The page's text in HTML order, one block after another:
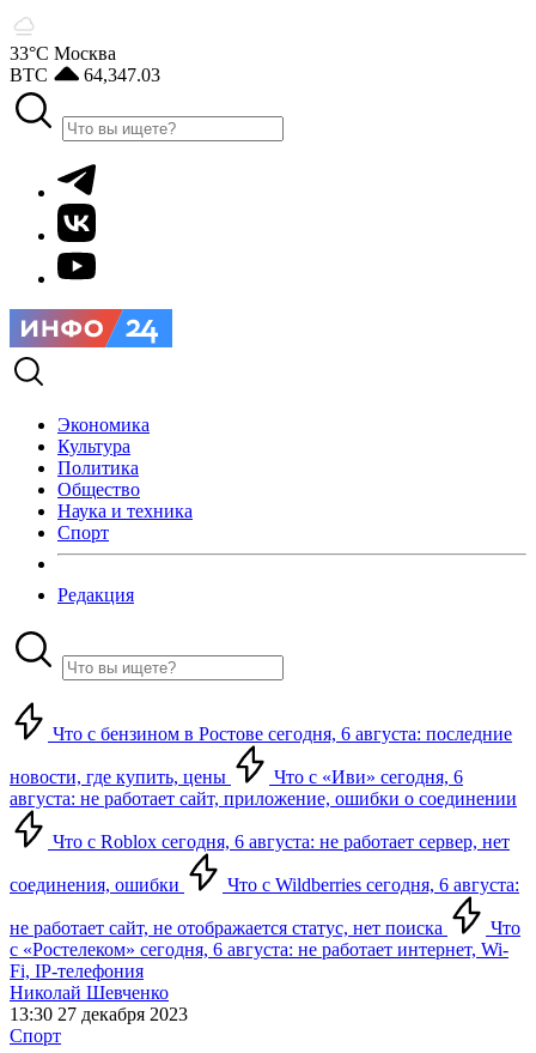
33°С Москва
BTC
64,347.03
Экономика
Культура
Политика
Общество
Наука и техника
Спорт
Редакция
Что с бензином в Ростове сегодня, 6 августа: последние
новости, где купить, цены
Что с «Иви» сегодня, 6
августа: не работает сайт, приложение, ошибки о соединении
Что с Roblox сегодня, 6 августа: не работает сервер, нет
соединения, ошибки Что с Wildberries сегодня, 6 августа:
не работает сайт, не отображается статус, нет поиска
Что
с «Ростелеком» сегодня, 6 августа: не работает интернет, Wi-
Fi, IP-телефония
Николай Шевченко
13:30 27 декабря 2023
Спорт